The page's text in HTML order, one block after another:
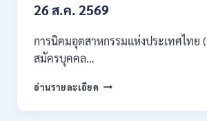
26 ส.ค. 2569
การนิคมอุตสาหกรรมแห่งประเทศไทย
สมัครบุคคล…
อ่านรายละเอียด การ
อุตสาหกรรม